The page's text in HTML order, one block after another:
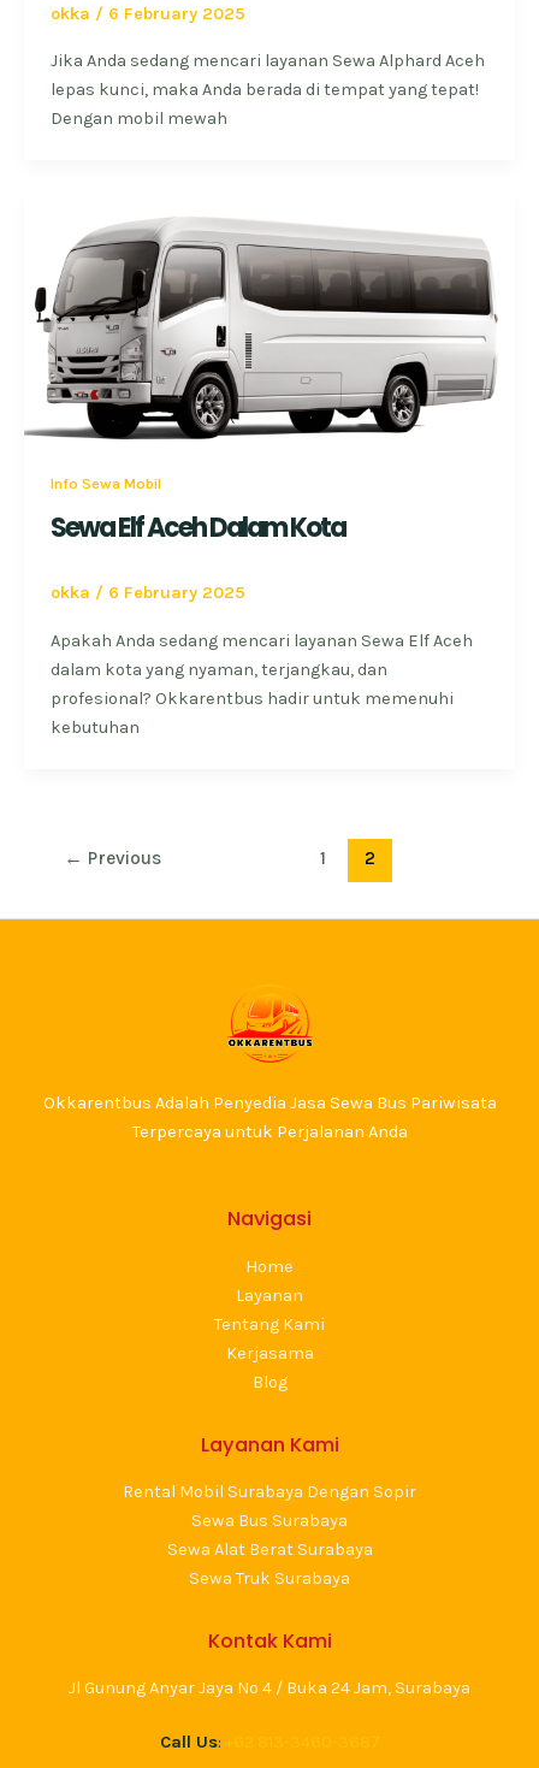
okka / 6 February 2025
Jika Anda sedang mencari layanan Sewa Alphard Aceh
lepas kunci, maka Anda berada di tempat yang tepat!
Dengan mobil mewah
Info Sewa Mobil
Sewa Elf Aceh Dalam Kota
okka / 6 February 2025
Apakah Anda sedang mencari layanan Sewa Elf Aceh
dalam kota yang nyaman, terjangkau, dan
profesional? Okkarentbus hadir untuk memenuhi
kebutuhan
← Previous 1 2
Okkarentbus Adalah Penyedia Jasa Sewa Bus Pariwisata
Terpercaya untuk Perjalanan Anda
Navigasi
Home
Layanan
Tentang Kami
Kerjasama
Blog
Layanan Kami
Rental Mobil Surabaya Dengan Sopir
Sewa Bus Surabaya
Sewa Alat Berat Surabaya
Sewa Truk Surabaya
Kontak Kami
Jl Gunung Anyar Jaya No 4 / Buka 24 Jam, Surabaya
Call Us: